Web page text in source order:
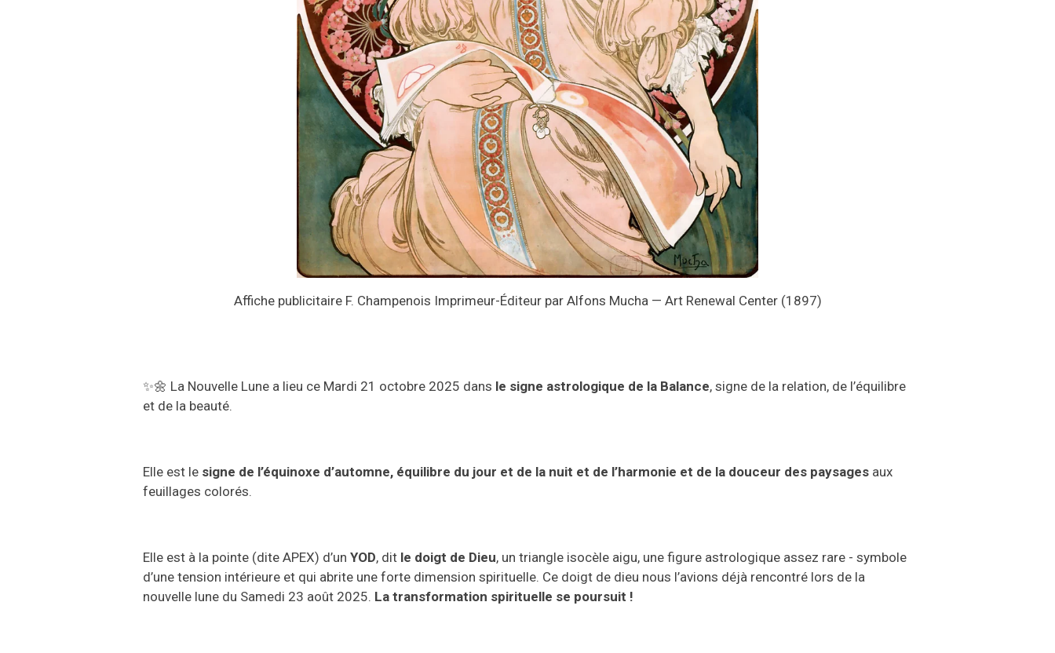
Affiche publicitaire F. Champenois Imprimeur-Éditeur par Alfons Mucha — Art Renewal Center (1897)
✨🌼 La Nouvelle Lune a lieu ce Mardi 21 octobre 2025 dans le signe astrologique de la Balance, signe de la relation, de l’équilibre
et de la beauté.
Elle est le signe de l’équinoxe d’automne, équilibre du jour et de la nuit et de l’harmonie et de la douceur des paysages aux
feuillages colorés.
Elle est à la pointe (dite APEX) d’un YOD, dit le doigt de Dieu, un triangle isocèle aigu, une figure astrologique assez rare - symbole
d’une tension intérieure et qui abrite une forte dimension spirituelle. Ce doigt de dieu nous l’avions déjà rencontré lors de la
nouvelle lune du Samedi 23 août 2025. La transformation spirituelle se poursuit !